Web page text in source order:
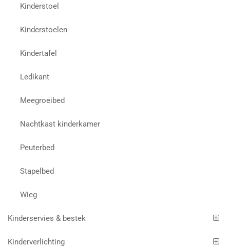
Kinderstoel
Kinderstoelen
Kindertafel
Ledikant
Meegroeibed
Nachtkast kinderkamer
Peuterbed
Stapelbed
Wieg
Kinderservies & bestek
Kinderverlichting